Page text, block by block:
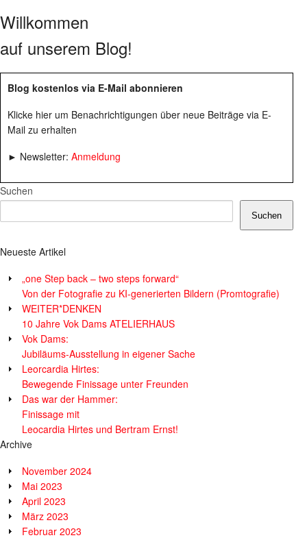
Willkommen
auf unserem Blog!
Blog kostenlos via E-Mail abonnieren
Klicke hier um Benachrichtigungen über neue Beiträge via E-
Mail zu erhalten
► Newsletter: Anmeldung
Suchen
Suchen
Neueste Artikel
„one Step back – two steps forward“
Von der Fotografie zu KI-generierten Bildern (Promtografie)
WEITER*DENKEN
10 Jahre Vok Dams ATELIERHAUS
Vok Dams:
Jubiläums-Ausstellung in eigener Sache
Leorcardia Hirtes:
Bewegende Finissage unter Freunden
Das war der Hammer:
Finissage mit
Leocardia Hirtes und Bertram Ernst!
Archive
November 2024
Mai 2023
April 2023
März 2023
Februar 2023